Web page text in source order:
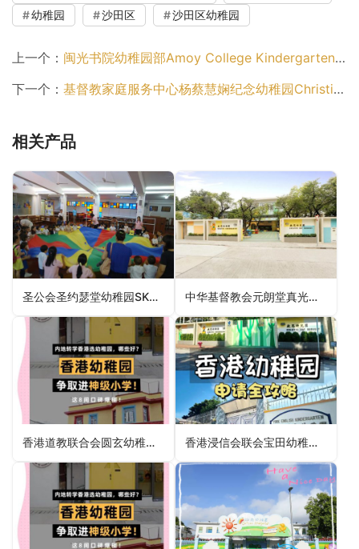
幼稚园
沙田区 沙田区幼稚园
上一个： 闽光书院幼稚园部Amoy College Kindergarten（九龙城区幼稚园）
下一个： 基督教家庭服务中心杨蔡慧娴纪念幼稚园Christian Family Service Centre Yeoh Choy Wai Haan Memorial Kindergarten（观塘区幼稚园）
相关产品
圣公会圣约瑟堂幼稚园SKH St Joseph’s Church Kindergarten（元朗区幼稚园） 中华基督教会元朗堂真光幼稚园Yuen Long Church (CCC) Chan Kwong Kindergarten（元朗区幼稚园）
香港道教联合会圆玄幼稚园(天逸邨)HKTA Yuen Yuen Kindergarten (Tin Yat Estate)（元朗区幼稚园） 香港浸信会联会宝田幼稚园Baptist Convention of HK Po Tin Kindergarten（屯门区幼稚园）